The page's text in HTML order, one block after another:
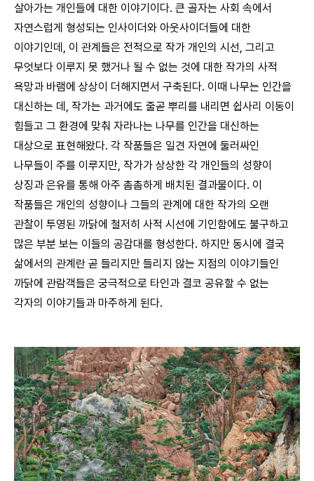
살아가는 개인들에 대한 이야기이다. 큰 골자는 사회 속에서
자연스럽게 형성되는 인사이더와 아웃사이더들에 대한
이야기인데, 이 관계들은 전적으로 작가 개인의 시선, 그리고
무엇보다 이루지 못 했거나 될 수 없는 것에 대한 작가의 사적
욕망과 바램에 상상이 더해지면서 구축된다. 이때 나무는 인간을
대신하는 데, 작가는 과거에도 줄곧 뿌리를 내리면 쉽사리 이동이
힘들고 그 환경에 맞춰 자라나는 나무를 인간을 대신하는
대상으로 표현해왔다. 각 작품들은 일견 자연에 둘러싸인
나무들이 주를 이루지만, 작가가 상상한 각 개인들의 성향이
상징과 은유를 통해 아주 촘촘하게 배치된 결과물이다. 이
작품들은 개인의 성향이나 그들의 관계에 대한 작가의 오랜
관찰이 투영된 까닭에 철저히 사적 시선에 기인함에도 불구하고
많은 부분 보는 이들의 공감대를 형성한다. 하지만 동시에 결국
삶에서의 관계란 곧 들리지만 들리지 않는 지점의 이야기들인
까닭에 관람객들은 궁극적으로 타인과 결코 공유할 수 없는
각자의 이야기들과 마주하게 된다.